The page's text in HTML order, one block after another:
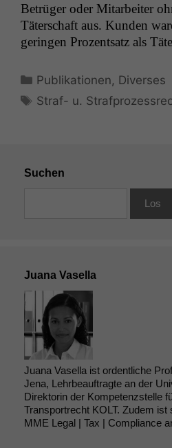
Betrüger oder Mitar­beit­er
Täter­schaft aus. Kun­den
gerin­gen Prozentsatz als
Kategorien
Publikationen, Diverses
Schlagwörter
Straf- u.
Suchen
Juana Vasella
Juana Vasella ist ordentliche
Jena, Lehrbeauftragte an der
Direktorin der Kompetenzstelle
Transportrecht KOLT. Zudem ist
MME Legal | Tax | Compliance